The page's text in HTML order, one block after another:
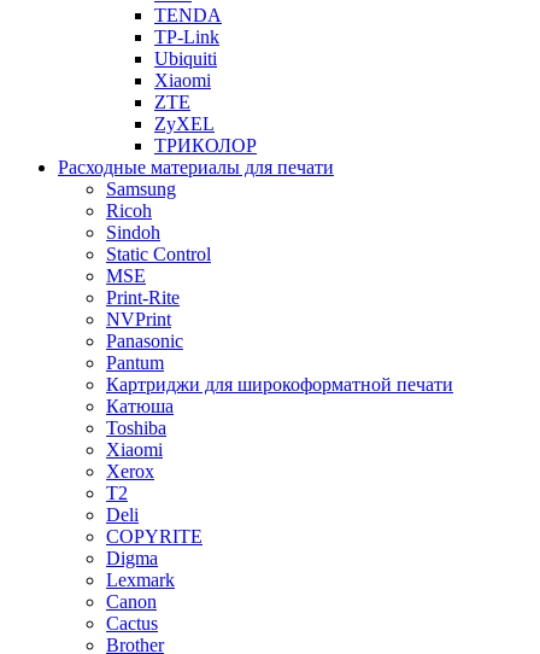
TENDA
TP-Link
Ubiquiti
Xiaomi
ZTE
ZyXEL
ТРИКОЛОР
Расходные материалы для печати
Samsung
Ricoh
Sindoh
Static Control
MSE
Print-Rite
NVPrint
Panasonic
Pantum
Картриджи для широкоформатной печати
Катюша
Toshiba
Xiaomi
Xerox
T2
Deli
COPYRITE
Digma
Lexmark
Canon
Cactus
Brother